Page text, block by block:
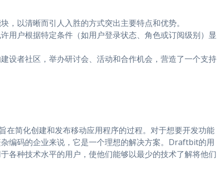
，以清晰而引人入胜的方式突出主要特点和优势。
用户根据特定条件（如用户登录状态、角色或订阅级别）显
设者社区，举办研讨会、活动和合作机会，营造了一个支持
简化创建和发布移动应用程序的过程。对于想要开发功能
编码的企业来说，它是一个理想的解决方案。Draftbit的用
各种技术水平的用户，使他们能够以最少的技术了解将他们